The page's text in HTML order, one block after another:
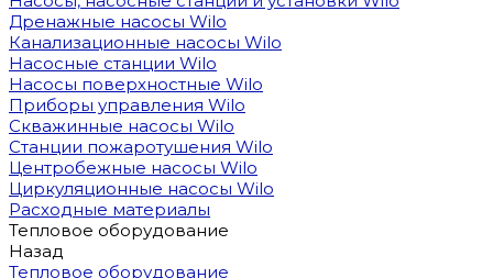
Дренажные насосы Wilo
Канализационные насосы Wilo
Насосные станции Wilo
Насосы поверхностные Wilo
Приборы управления Wilo
Скважинные насосы Wilo
Станции пожаротушения Wilo
Центробежные насосы Wilo
Циркуляционные насосы Wilo
Расходные материалы
Тепловое оборудование
Назад
Тепловое оборудование